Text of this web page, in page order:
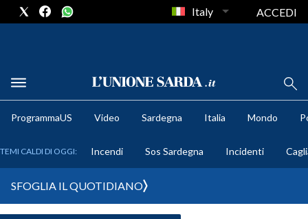
METEO
Italy ACCEDI
ProgrammaUS Video Sardegna Italia Mondo
TEMI CALDI DI OGGI: Incendi Sos Sardegna Incidenti
SFOGLIA IL QUOTIDIANO